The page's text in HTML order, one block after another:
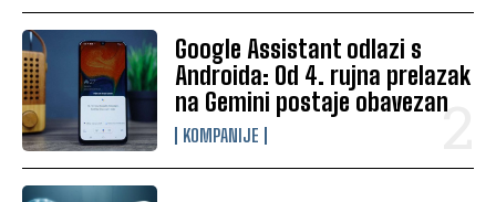
Google Assistant odlazi s
Androida: Od 4. rujna prelazak
na Gemini postaje obavezan
KOMPANIJE